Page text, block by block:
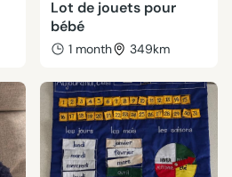
Lot de jouets pour
bébé
1 month 349km